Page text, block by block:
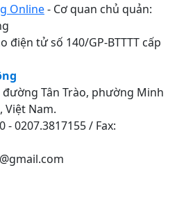
Online- Cơ quan chủ quản:
điện tử số 140/GP-BTTTT cấp
đường Tân Trào, phường Minh
Việt Nam.
0207.3817155 / Fax: